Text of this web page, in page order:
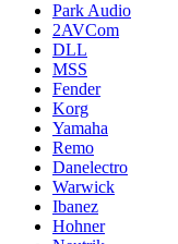
Park Audio
2AVCom
DLL
MSS
Fender
Korg
Yamaha
Remo
Danelectro
Warwick
Ibanez
Hohner